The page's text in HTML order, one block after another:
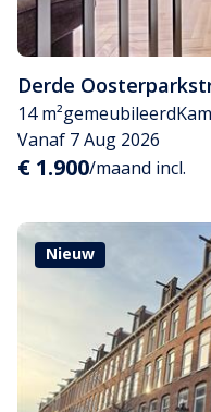
Derde
14 m²gemeubileerd
Vanaf 7 Aug 2026
€ 1.900/maand incl.
Nieuw